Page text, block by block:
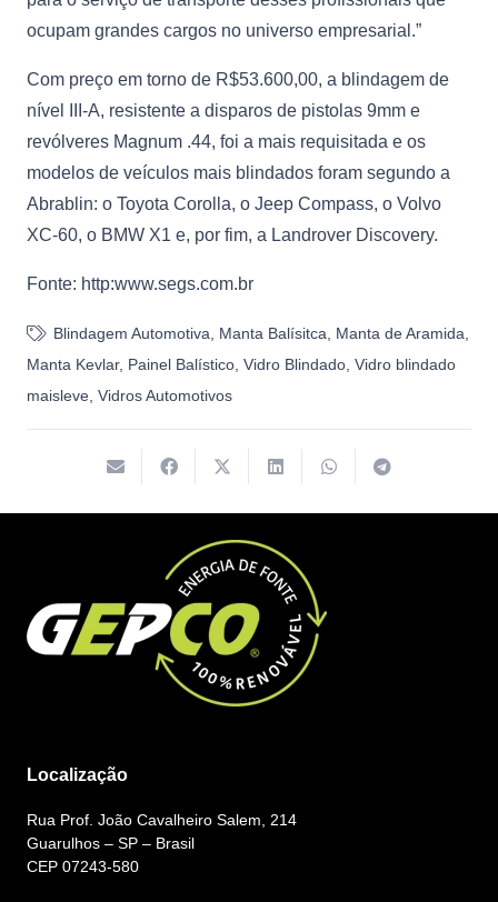
ocupam grandes cargos no universo empresarial.”
Com preço em torno de R$53.600,00, a blindagem de
nível III-A, resistente a disparos de pistolas 9mm e
revólveres Magnum .44, foi a mais requisitada e os
modelos de veículos mais blindados foram segundo a
Abrablin: o Toyota Corolla, o Jeep Compass, o Volvo
XC-60, o BMW X1 e, por fim, a Landrover Discovery.
Fonte: http:www.segs.com.br
Blindagem Automotiva Manta Balísitca Manta de Aramida
Manta Kevlar, Painel Balístico Vidro Blindado Vidro blindado
maisleve Vidros Automotivos
Localização
Rua Prof. João Cavalheiro Salem, 214
Guarulhos – SP – Brasil
CEP 07243-580